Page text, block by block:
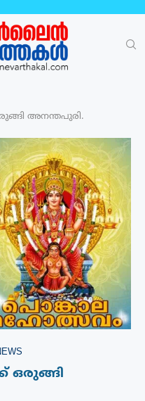
അനന്തപുരി.
ഒരുങ്ങി